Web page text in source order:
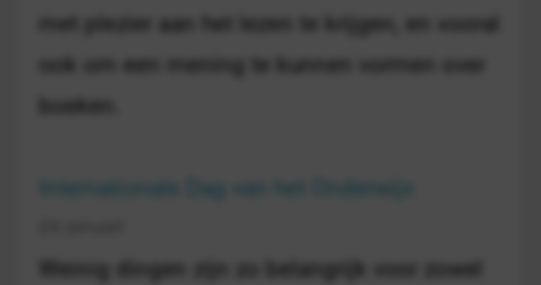
met plezier aan het lezen te krijgen, en vooral
ook om een mening te kunnen vormen over
boeken.
Internationale Dag van het Onderwijs
Weinig dingen zijn zo belangrijk voor zowel